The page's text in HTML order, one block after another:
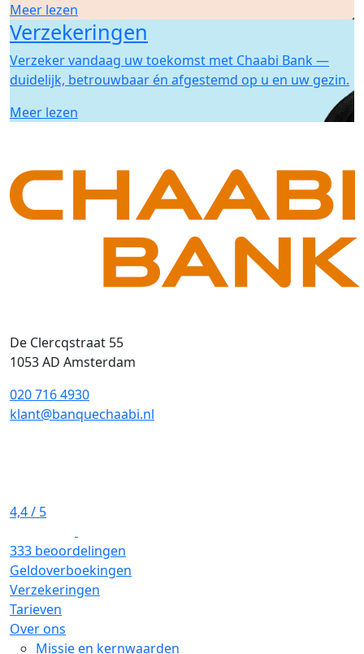
Meer lezen
Verzekeringen
Verzeker vandaag uw toekomst met Chaabi Bank —
duidelijk, betrouwbaar én afgestemd op u en uw gezin.
Meer lezen
De Clercqstraat 55
1053 AD Amsterdam
020 716 4930
klant@banquechaabi.nl
4,4/ 5
333 beoordelingen
Geldoverboekingen
Verzekeringen
Tarieven
Over ons
Missie en kernwaarden